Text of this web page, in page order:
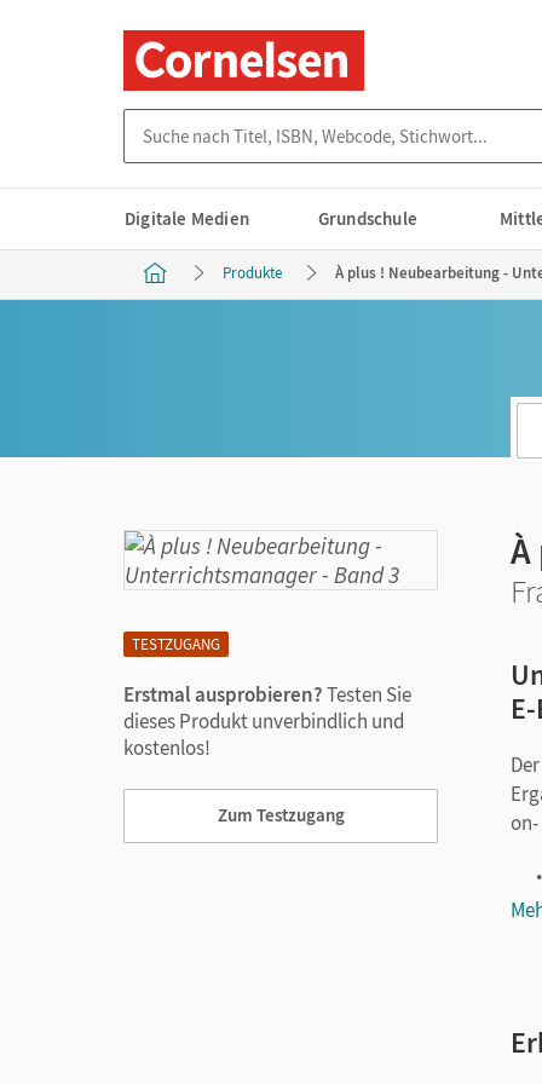
Digitale Medien Grundschule
Produkte À plus ! Neubearbeitung -
TESTZUGANG
Erstmal ausprobieren?Testen Sie
dieses Produkt unverbindlich und
kostenlos!
Zum Testzugang